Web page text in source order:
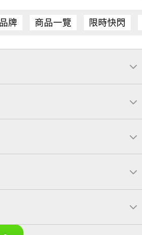
牌 商品一覽 限時快閃